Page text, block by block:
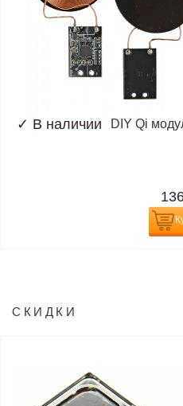
✓ В наличии
DIY Qi
СКИДКИ